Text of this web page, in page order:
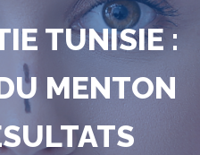
TUNISIE :
MENTON